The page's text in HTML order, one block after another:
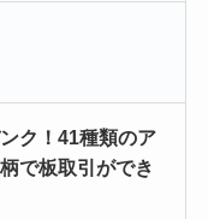
ク！41種類のア
で板取引ができ